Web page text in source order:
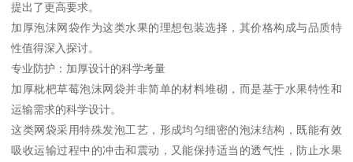
提出了更高要求。
加厚泡沫网袋作为这类水果的理想包装选择，其价格构成与品质特
性值得深入探讨。
专业防护：加厚设计的科学考量
加厚枇杷草莓泡沫网袋并非简单的材料堆砌，而是基于水果特性和
运输需求的科学设计。
这类网袋采用特殊发泡工艺，形成均匀细密的泡沫结构，既能有效
吸收运输过程中的冲击和震动，又能保持适当的透气性，防止水果